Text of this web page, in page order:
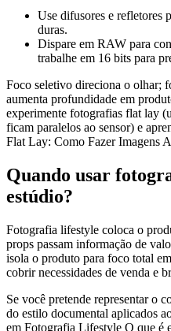
Use difusores e refletores
duras.
Dispare em RAW para
trabalhe em 16 bits para
Foco seletivo direciona o olhar;
aumenta profundidade em
experimente fotografias flat lay
ficam paralelos ao sensor) e
Flat Lay: Como Fazer Imagens
Quando usar
estúdio?
Fotografia lifestyle coloca o
props passam informação de
isola o produto para foco total
cobrir necessidades de venda e
Se você pretende representar o
do estilo documental aplicados
em Fotografia Lifestyle O que é